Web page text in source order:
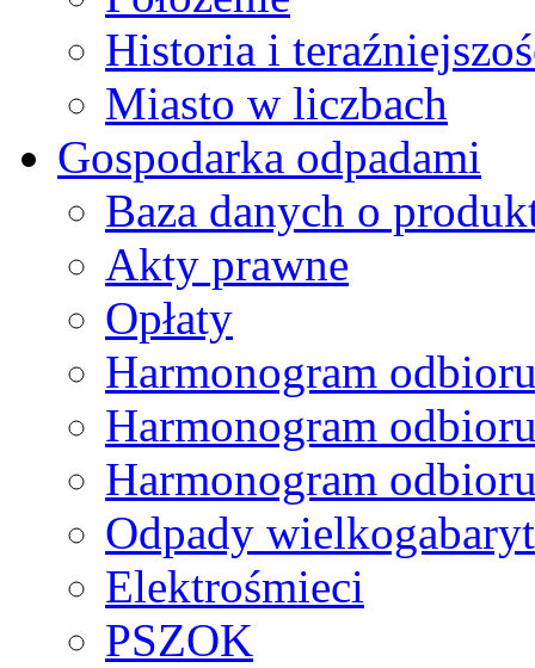
Historia i
Miasto w liczbach
Gospodarka odpadami
Baza danych o
Akty prawne
Opłaty
Harmonogram
Harmonogram
Harmonogram
Odpady
Elektrośmieci
PSZOK